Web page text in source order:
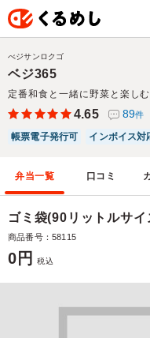
ベジ365
定番和食と一緒に野菜と楽し
べジサンロクゴ
4.65 89件
帳票電子発行可
インボイス対
弁当一覧 口コミ
ゴミ袋(90リットルサイ
商品番号：58115
0円 税込